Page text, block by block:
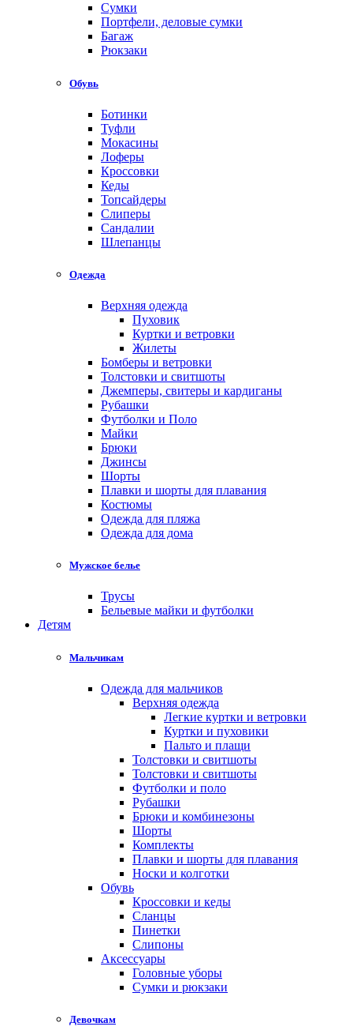
Сумки
Портфели, деловые сумки
Багаж
Рюкзаки
Обувь
Ботинки
Туфли
Мокасины
Лоферы
Кроссовки
Кеды
Топсайдеры
Слиперы
Сандалии
Шлепанцы
Одежда
Верхняя одежда
Пуховик
Куртки и ветровки
Жилеты
Бомберы и ветровки
Толстовки и свитшоты
Джемперы, свитеры и кардиганы
Рубашки
Футболки и Поло
Майки
Брюки
Джинсы
Шорты
Плавки и шорты для плавания
Костюмы
Одежда для пляжа
Одежда для дома
Мужское белье
Трусы
Бельевые майки и футболки
Детям
Мальчикам
Одежда для мальчиков
Верхняя одежда
Легкие куртки и ветровки
Куртки и пуховики
Пальто и плащи
Толстовки и свитшоты
Толстовки и свитшоты
Футболки и поло
Рубашки
Брюки и комбинезоны
Шорты
Комплекты
Плавки и шорты для плавания
Носки и колготки
Обувь
Кроссовки и кеды
Сланцы
Пинетки
Слипоны
Аксессуары
Головные уборы
Сумки и рюкзаки
Девочкам